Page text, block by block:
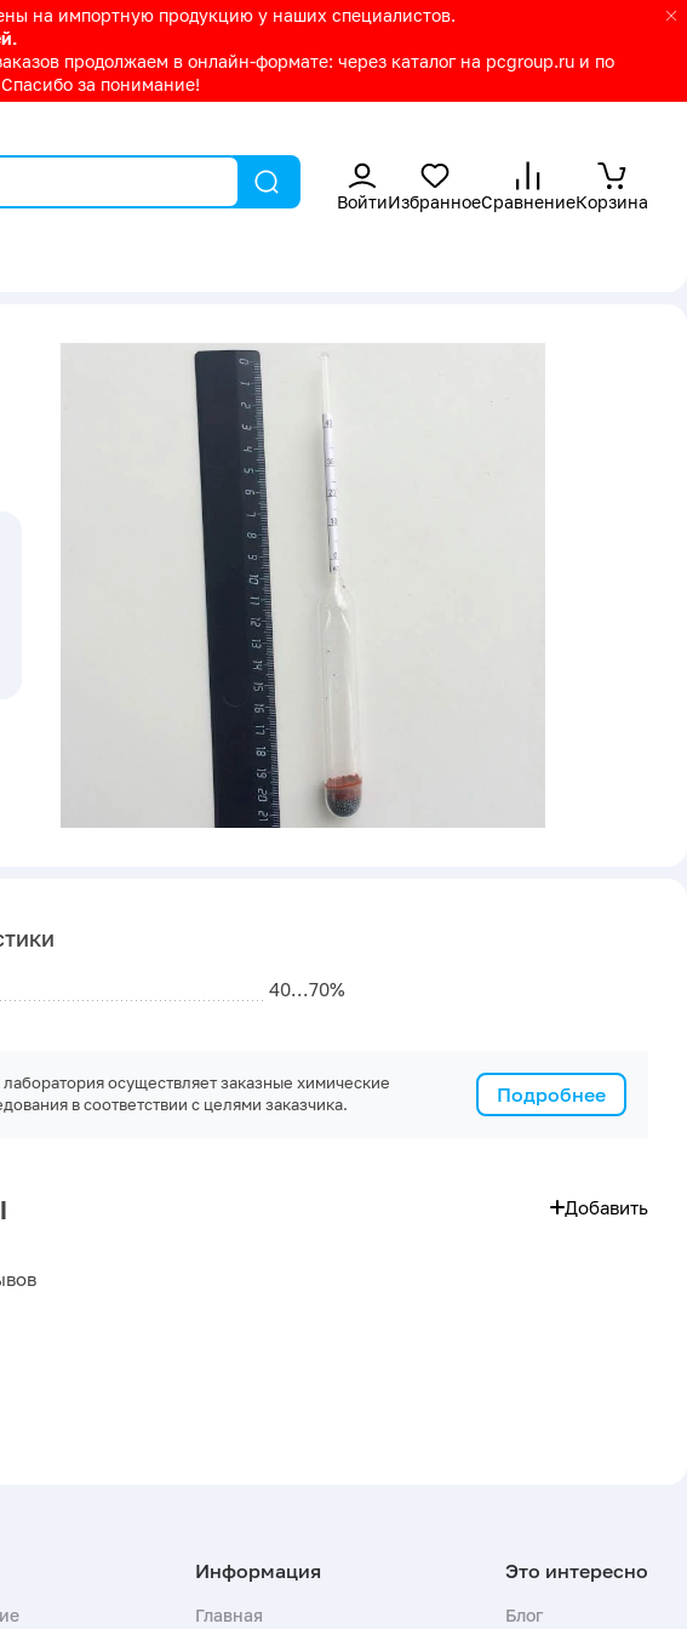
на импортную продукцию у наших специалистов.
продолжаем в онлайн-формате: через каталог на pcgroup.ru и по
за понимание!
ВойтиИзбранноеСравнениеКорзина
40...70%
Подробнее
осуществляет заказные химические
в соответствии с целями заказчика.
Добавить
Главная Блог